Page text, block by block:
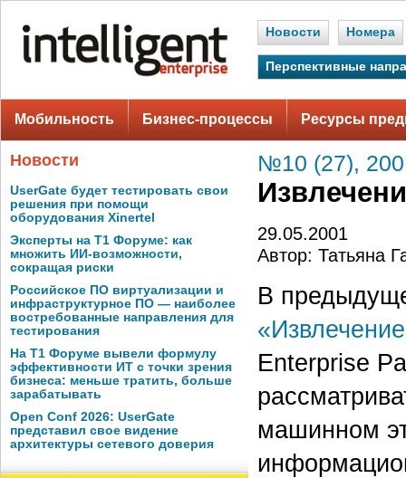
Новости Номера
Перспективные
Мобильность Бизнес-процессы Ресурсы
Новости
UserGate будет тестировать свои
решения при помощи
оборудования Xinertel
Эксперты на Т1 Форуме: как
множить ИИ-возможности,
сокращая риски
Российское ПО виртуализации и
инфраструктурное ПО — наиболее
востребованные направления для
тестирования
На Т1 Форуме вывели формулу
эффективности ИТ с точки зрения
бизнеса: меньше тратить, больше
зарабатывать
Open Conf 2026: UserGate
представил свое видение
архитектуры сетевого доверия
№10 (27),
29.05.2001
Автор: Татьяна
В
Enterprise
машинном